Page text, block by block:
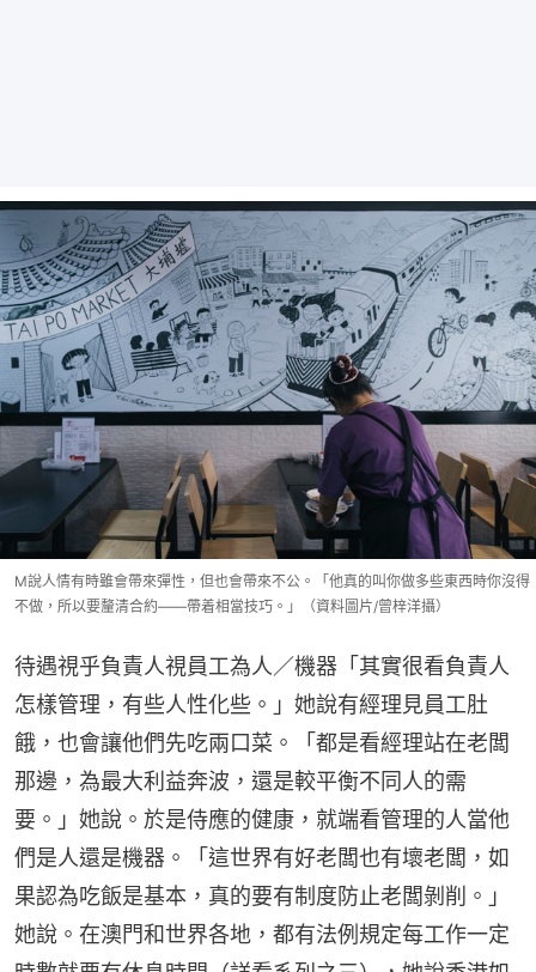
M說人情有時雖會帶來彈性，但也會帶來不公。「他真的叫你做多些東西時你沒得
不做，所以要釐清合約——帶着相當技巧。」（資料圖片/曾梓洋攝）
待遇視乎負責人視員工為人／機器「其實很看負責人
怎樣管理，有些人性化些。」她說有經理見員工肚
餓，也會讓他們先吃兩口菜。「都是看經理站在老闆
那邊，為最大利益奔波，還是較平衡不同人的需
要。」她說。於是侍應的健康，就端看管理的人當他
們是人還是機器。「這世界有好老闆也有壞老闆，如
果認為吃飯是基本，真的要有制度防止老闆剝削。」
她說。在澳門和世界各地，都有法例規定每工作一定